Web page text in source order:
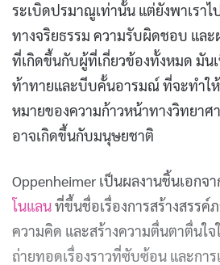
ระเบิดปรมาณูเท่านั้น แต่ยังพาเราไ
ทางจริยธรรม ความรับผิดชอบ แล
ที่เกิดขึ้นกับผู้ที่เกี่ยวข้องทั้งหมด มัน
ท้าทายและบีบคั้นอารมณ์ ที่จะทำใ
หมายของความก้าวหน้าทางวิทยา
อาจเกิดขึ้นกับมนุษยชาติ
Oppenheimer เป็นผลงานชิ้นเอกจ
โนแลนที่ขึ้นชื่อเรื่องการสร้างสรร
ความคิด และสร้างความตื่นตาตื่นใ
ถ่ายทอดเรื่องราวที่ซับซ้อน และกา